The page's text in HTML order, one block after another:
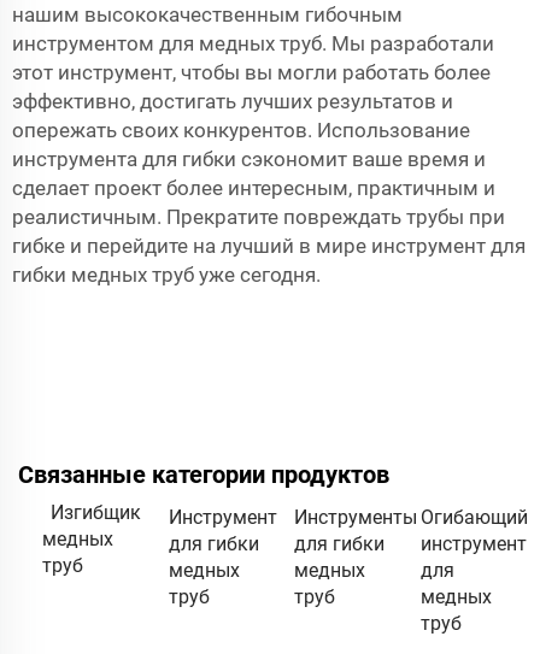
нашим высококачественным гибочным
инструментом для медных труб. Мы разработали
этот инструмент, чтобы вы могли работать более
эффективно, достигать лучших результатов и
опережать своих конкурентов. Использование
инструмента для гибки сэкономит ваше время и
сделает проект более интересным, практичным и
реалистичным. Прекратите повреждать трубы при
гибке и перейдите на лучший в мире инструмент для
гибки медных труб уже сегодня.
Связанные категории продуктов
Изгибщик
медных
труб
Инструмент
для гибки
медных
труб
Инструменты
для гибки
медных
труб
Огибающий
инструмент
для
медных
труб